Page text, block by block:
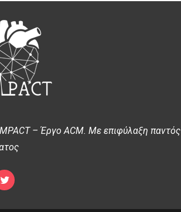
– Έργο ACM. Με επιφύλαξη παντός